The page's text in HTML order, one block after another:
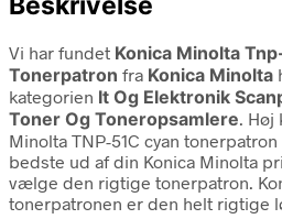
Vi har fundet Konica Minolta
Tonerpatron fra Konica Minolta
kategorien It Og Elektronik
Toner Og Toneropsamlere. Høj
Minolta TNP-51C cyan
bedste ud af din Konica Minolta
vælge den rigtige tonerpatron.
tonerpatronen er den helt rigtige